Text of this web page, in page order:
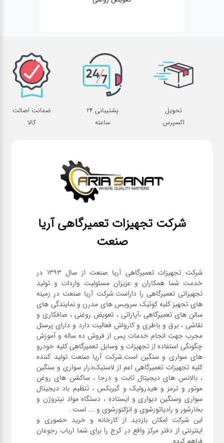
تحویل
اکسپرس
پشتیبانی 24
ساعته
ضمانت اصالت
کالا
شرکت تجهیزات تعمیرگاهی آریا
صنعت
شرکت تجهیزات تعمیرگاهی آریا صنعت از سال ۱۳۹۳ در
خدمت شما همکاران و عزیزان مسئولیت واردات و تولید
تجهیزاتی تعمیرگاهی را داراست.شرکت آریا صنعت در زمینه
های تجهیز کلیه کوئیک سرویس های مدرن و نمایندگی های
سالن های تعمیرگاهی ،آپاراتی ، تعویض روغنی ، صافکاری و
نقاشی ، برق و باطری و کارواش فعالیت دارد و دارای پرسنل
مجرب جهت انجام خدمات پس از فروش ده ساله و آموزش
چگونگی استفاده از تجهیزات و وسایل تعمیرگاهی کلیه خودرو
های سواری و سنگین است.شرکت آریا صنعت تولید کننده
کلیه تجهیزات تعمیرگاهی اعم از لاستیک‌درار سواری و ‌سنگین
، بالانس های دیجیتال ثابت و درجا ، ساکشن های روغن
موتور و ترمز و هیدرولیک و گیربکس ، تنظیم باد دیجیتال
سواری و‌سنگین دیواری و ایستاده ، دستگاه مواد نیتروژن و
این شرکت امکان بازدید از کارخانه و خرید حضوری و
اینترنتی از دفتر مرکز واقع در کرج را برای شما ارباب رجوعان